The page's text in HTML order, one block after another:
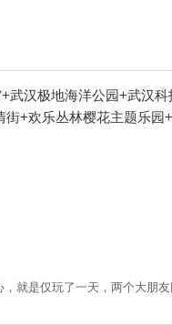
武汉极地海洋公园+武汉
+欢乐丛林樱花主题乐园
就是仅玩了一天，两个大朋